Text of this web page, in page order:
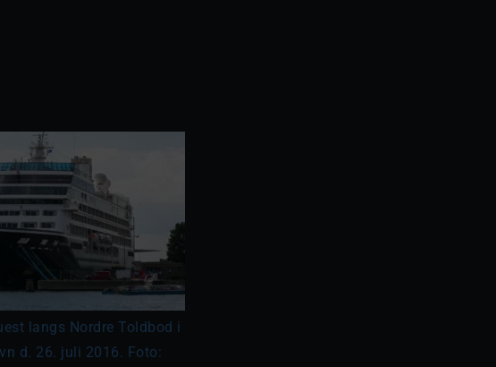
langs Nordre Toldbod i
d. 26. juli 2016. Foto: